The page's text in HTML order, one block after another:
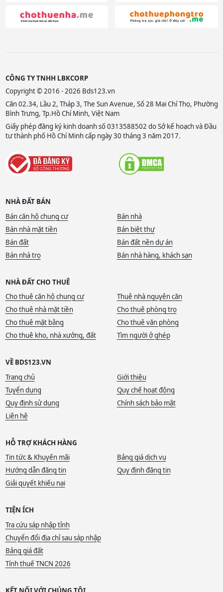
CÔNG TY TNHH LBKCORP
Copyright © 2016 - 2026 Bds123.vn
Căn 02.34, Lầu 2, Tháp 3, The Sun Avenue, Số 28 Mai Chí Thọ, Phường
Bình Trưng, Tp.Hồ Chí Minh, Việt Nam
Giấy phép đăng ký kinh doanh số 0313588502 do Sở kế hoạch và Đầu
tư thành phố Hồ Chí Minh cấp ngày 30 tháng 3 năm 2017.
NHÀ ĐẤT BÁN
Bán căn hộ chung cư
Bán nhà
Bán nhà mặt tiền
Bán biệt thự
Bán đất
Bán đất nền dự án
Bán nhà trọ
Bán nhà hàng, khách sạn
NHÀ ĐẤT CHO THUÊ
Cho thuê căn hộ chung cư
Thuê nhà nguyên căn
Cho thuê nhà mặt tiền
Cho thuê phòng trọ
Cho thuê mặt bằng
Cho thuê văn phòng
Cho thuê kho, nhà xưởng, đất
Tìm người ở ghép
VỀ BDS123.VN
Trang chủ
Giới thiệu
Tuyển dụng
Quy chế hoạt động
Quy định sử dụng
Chính sách bảo mật
Liên hệ
HỖ TRỢ KHÁCH HÀNG
Tin tức & Khuyến mãi
Bảng giá dịch vụ
Hướng dẫn đăng tin
Quy định đăng tin
Giải quyết khiếu nại
TIỆN ÍCH
Tra cứu sáp nhập tỉnh
Chuyển đổi địa chỉ sau sáp nhập
Bảng giá đất
Tính thuế TNCN 2026